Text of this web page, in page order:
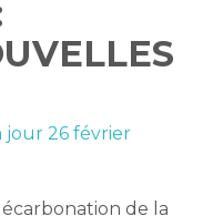
jour 26 février
de la